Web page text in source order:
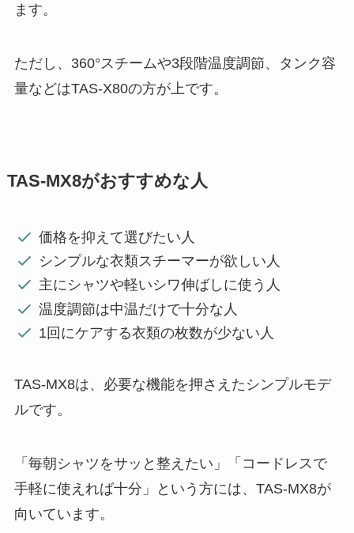
ます。
ただし、360°スチームや3段階温度調節、タンク容
量などはTAS-X80の方が上です。
TAS-MX8がおすすめな人
価格を抑えて選びたい人
シンプルな衣類スチーマーが欲しい人
主にシャツや軽いシワ伸ばしに使う人
温度調節は中温だけで十分な人
1回にケアする衣類の枚数が少ない人
TAS-MX8は、必要な機能を押さえたシンプルモデ
ルです。
「毎朝シャツをサッと整えたい」「コードレスで
手軽に使えれば十分」という方には、TAS-MX8が
向いています。